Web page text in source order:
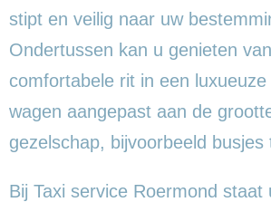
stipt en veilig naar uw
Ondertussen kan u genieten
comfortabele rit in een
wagen aangepast aan de
gezelschap, bijvoorbeeld busjes
Bij Taxi service Roermond staat